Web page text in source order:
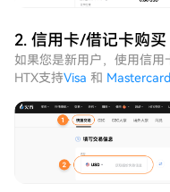
2. 信用卡/借记卡购买
如果您是新用户，使用信用
HTX支持Visa 和 Mastercard